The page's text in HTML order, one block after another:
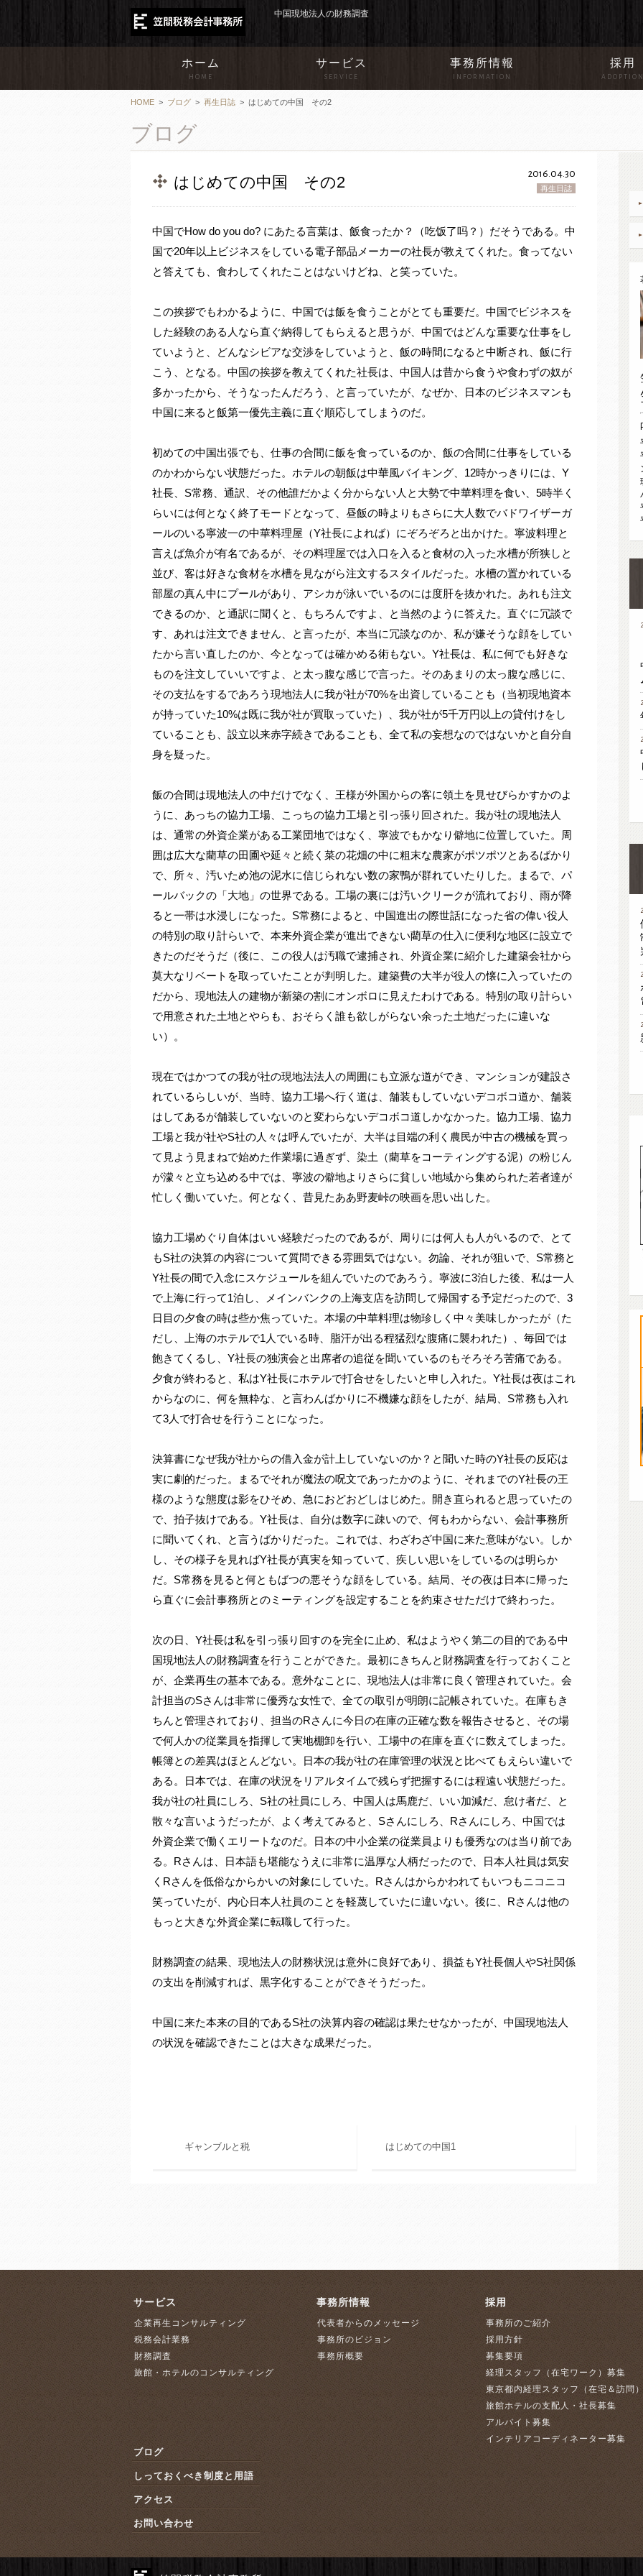
中国現地法人の財務調査
ホーム
HOME
サービス
SERVICE
事務所情報
INFORMATION
採用
HOME > ブログ > 再生日誌 > はじめての中国 その2
ブログ
はじめての中国 その2 2016.04.30
再生日誌
中国でHow do you do? にあたる言葉は、飯食ったか？（吃饭了吗？）だそうである。中
国で20年以上ビジネスをしている電子部品メーカーの社長が教えてくれた。食ってない
と答えても、食わしてくれたことはないけどね、と笑っていた。
この挨拶でもわかるように、中国では飯を食うことがとても重要だ。中国でビジネスを
した経験のある人なら直ぐ納得してもらえると思うが、中国ではどんな重要な仕事をし
ていようと、どんなシビアな交渉をしていようと、飯の時間になると中断され、飯に行
こう、となる。中国の挨拶を教えてくれた社長は、中国人は昔から食うや食わずの奴が
多かったから、そうなったんだろう、と言っていたが、なぜか、日本のビジネスマンも
中国に来ると飯第一優先主義に直ぐ順応してしまうのだ。
初めての中国出張でも、仕事の合間に飯を食っているのか、飯の合間に仕事をしている
のかわからない状態だった。ホテルの朝飯は中華風バイキング、12時かっきりには、Y
社長、S常務、通訳、その他誰だかよく分からない人と大勢で中華料理を食い、5時半く
らいには何となく終了モードとなって、昼飯の時よりもさらに大人数でバドワイザーガ
ールのいる寧波一の中華料理屋（Y社長によれば）にぞろぞろと出かけた。寧波料理と
言えば魚介が有名であるが、その料理屋では入口を入ると食材の入った水槽が所狭しと
並び、客は好きな食材を水槽を見ながら注文するスタイルだった。水槽の置かれている
部屋の真ん中にプールがあり、アシカが泳いでいるのには度肝を抜かれた。あれも注文
できるのか、と通訳に聞くと、もちろんですよ、と当然のように答えた。直ぐに冗談で
す、あれは注文できません、と言ったが、本当に冗談なのか、私が嫌そうな顔をしてい
たから言い直したのか、今となっては確かめる術もない。Y社長は、私に何でも好きな
ものを注文していいですよ、と太っ腹な感じで言った。そのあまりの太っ腹な感じに、
その支払をするであろう現地法人に我が社が70%を出資していることも（当初現地資本
が持っていた10%は既に我が社が買取っていた）、我が社が5千万円以上の貸付けをし
ていることも、設立以来赤字続きであることも、全て私の妄想なのではないかと自分自
身を疑った。
飯の合間は現地法人の中だけでなく、王様が外国からの客に領土を見せびらかすかのよ
うに、あっちの協力工場、こっちの協力工場と引っ張り回された。我が社の現地法人
は、通常の外資企業がある工業団地ではなく、寧波でもかなり僻地に位置していた。周
囲は広大な藺草の田圃や延々と続く菜の花畑の中に粗末な農家がポツポツとあるばかり
で、所々、汚いため池の泥水に信じられない数の家鴨が群れていたりした。まるで、パ
ールバックの「大地」の世界である。工場の裏には汚いクリークが流れており、雨が降
ると一帯は水浸しになった。S常務によると、中国進出の際世話になった省の偉い役人
の特別の取り計らいで、本来外資企業が進出できない藺草の仕入に便利な地区に設立で
きたのだそうだ（後に、この役人は汚職で逮捕され、外資企業に紹介した建築会社から
莫大なリベートを取っていたことが判明した。建築費の大半が役人の懐に入っていたの
だから、現地法人の建物が新築の割にオンボロに見えたわけである。特別の取り計らい
で用意された土地とやらも、おそらく誰も欲しがらない余った土地だったに違いな
い）。
現在ではかつての我が社の現地法法人の周囲にも立派な道ができ、マンションが建設さ
れているらしいが、当時、協力工場へ行く道は、舗装もしていないデコボコ道か、舗装
はしてあるが舗装していないのと変わらないデコボコ道しかなかった。協力工場、協力
工場と我が社やS社の人々は呼んでいたが、大半は目端の利く農民が中古の機械を買っ
て見よう見まねで始めた作業場に過ぎず、染土（藺草をコーティングする泥）の粉じん
が濛々と立ち込める中では、寧波の僻地よりさらに貧しい地域から集められた若者達が
忙しく働いていた。何となく、昔見たああ野麦峠の映画を思い出した。
協力工場めぐり自体はいい経験だったのであるが、周りには何人も人がいるので、とて
もS社の決算の内容について質問できる雰囲気ではない。勿論、それが狙いで、S常務と
Y社長の間で入念にスケジュールを組んでいたのであろう。寧波に3泊した後、私は一人
で上海に行って1泊し、メインバンクの上海支店を訪問して帰国する予定だったので、3
日目の夕食の時は些か焦っていた。本場の中華料理は物珍しく中々美味しかったが（た
だし、上海のホテルで1人でいる時、脂汗が出る程猛烈な腹痛に襲われた）、毎回では
飽きてくるし、Y社長の独演会と出席者の追従を聞いているのもそろそろ苦痛である。
夕食が終わると、私はY社長にホテルで打合せをしたいと申し入れた。Y社長は夜はこれ
からなのに、何を無粋な、と言わんばかりに不機嫌な顔をしたが、結局、S常務も入れ
て3人で打合せを行うことになった。
決算書になぜ我が社からの借入金が計上していないのか？と聞いた時のY社長の反応は
実に劇的だった。まるでそれが魔法の呪文であったかのように、それまでのY社長の王
様のような態度は影をひそめ、急におどおどしはじめた。開き直られると思っていたの
で、拍子抜けである。Y社長は、自分は数字に疎いので、何もわからない、会計事務所
に聞いてくれ、と言うばかりだった。これでは、わざわざ中国に来た意味がない。しか
し、その様子を見ればY社長が真実を知っていて、疾しい思いをしているのは明らか
だ。S常務を見ると何ともばつの悪そうな顔をしている。結局、その夜は日本に帰った
ら直ぐに会計事務所とのミーティングを設定することを約束させただけで終わった。
次の日、Y社長は私を引っ張り回すのを完全に止め、私はようやく第二の目的である中
国現地法人の財務調査を行うことができた。最初にきちんと財務調査を行っておくこと
が、企業再生の基本である。意外なことに、現地法人は非常に良く管理されていた。会
計担当のSさんは非常に優秀な女性で、全ての取引が明朗に記帳されていた。在庫もき
ちんと管理されており、担当のRさんに今日の在庫の正確な数を報告させると、その場
で何人かの従業員を指揮して実地棚卸を行い、工場中の在庫を直ぐに数えてしまった。
帳簿との差異はほとんどない。日本の我が社の在庫管理の状況と比べてもえらい違いで
ある。日本では、在庫の状況をリアルタイムで残らず把握するには程遠い状態だった。
我が社の社員にしろ、S社の社員にしろ、中国人は馬鹿だ、いい加減だ、怠け者だ、と
散々な言いようだったが、よく考えてみると、Sさんにしろ、Rさんにしろ、中国では
外資企業で働くエリートなのだ。日本の中小企業の従業員よりも優秀なのは当り前であ
る。Rさんは、日本語も堪能なうえに非常に温厚な人柄だったので、日本人社員は気安
くRさんを低俗なからかいの対象にしていた。Rさんはからかわれてもいつもニコニコ
笑っていたが、内心日本人社員のことを軽蔑していたに違いない。後に、Rさんは他の
もっと大きな外資企業に転職して行った。
財務調査の結果、現地法人の財務状況は意外に良好であり、損益もY社長個人やS社関係
の支出を削減すれば、黒字化することができそうだった。
中国に来た本来の目的であるS社の決算内容の確認は果たせなかったが、中国現地法人
の状況を確認できたことは大きな成果だった。
ギャンブルと税 はじめての中国1
サービス
企業再生コンサルティング
税務会計業務
財務調査
旅館・ホテルのコンサルティング
事務所情報
代表者からのメッセージ
事務所のビジョン
事務所概要
採用
事務所のご紹介
採用方針
募集要項
経理スタッフ（在宅ワーク）募集
東京都内経理スタッフ（在宅＆訪問
旅館ホテルの支配人・社長募集
アルバイト募集
インテリアコーディネーター募集
ブログ
しっておくべき制度と用語
アクセス
お問い合わせ